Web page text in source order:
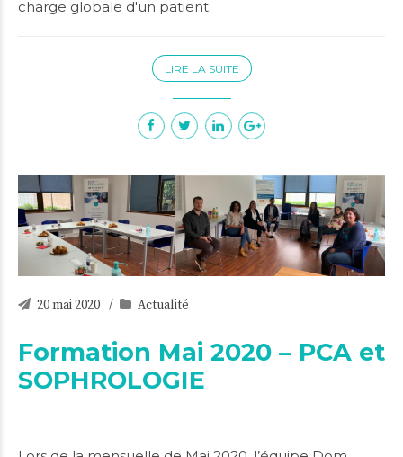
charge globale d'un patient.
LIRE LA SUITE
20 mai 2020 Actualité
Formation Mai 2020 – PCA et
SOPHROLOGIE